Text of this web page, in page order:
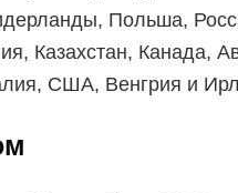
Польша,
Казахстан, Канада,
США, Венгрия и